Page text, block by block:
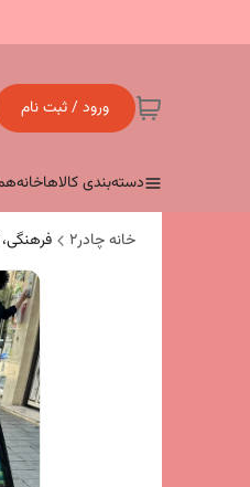
ورود / ثبت نام
دسته‌بندی کالاهاخانه
خانه چادر۲